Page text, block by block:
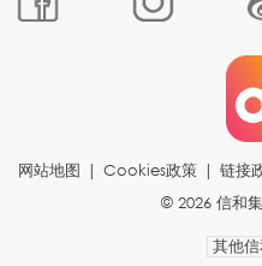
网站地图 Cookies政策 链接
© 2026 信和集
其他